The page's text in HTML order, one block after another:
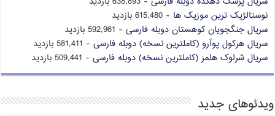
نوستالژیک ترین موزیک ها - 615,480 بازدید
سریال جنگجویان کوهستان دوبله فارسی - 592,961 بازدید
سریال هرکول پوآرو (کاملترین نسخه) دوبله فارسی - 581,411 بازدید
سریال شرلوک هلمز (کاملترین نسخه) دوبله فارسی - 509,441 بازدید
ویدئوهای جدید